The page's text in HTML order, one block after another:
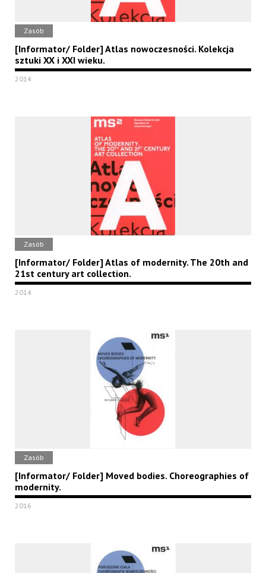
Zasób
[Informator/ Folder] Atlas nowoczesności. Kolekcja
sztuki XX i XXI wieku.
2014
Zasób
[Informator/ Folder] Atlas of modernity. The 20th and
21st century art collection.
2014
Zasób
[Informator/ Folder] Moved bodies. Choreographies of
modernity.
2016